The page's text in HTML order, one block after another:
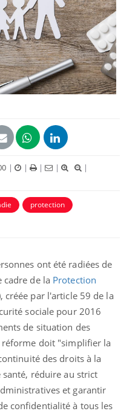
| | | |
|
protection
ont été radiées de
cadre de la Protection
créée par l'article 59 de la
sociale pour 2016
de situation des
réforme doit "simplifier la
des droits à la
santé, réduire au strict
et garantir
confidentialité à tous les